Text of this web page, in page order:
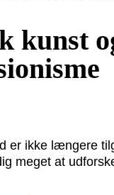
kunst
er ikke længere
meget at